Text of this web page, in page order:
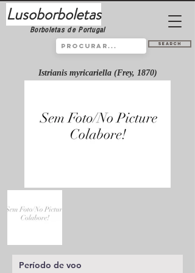
Lusoborboletas
Borboletas de Portugal
Search
Istrianis myricariella (Frey, 1870)
Período de voo